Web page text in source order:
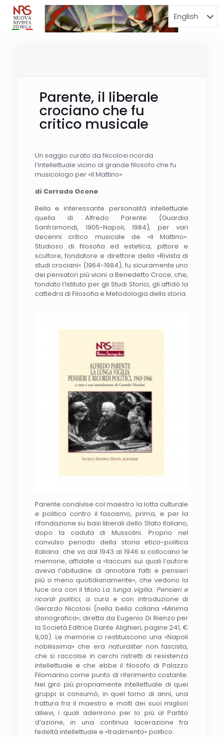
Menu
Parente, il liberale
crociano che fu
critico musicale
Un saggio curato da Nicolosi ricorda
l’intellettuale vicino al grande filosofo che fu
musicologo per «Il Mattino»
di Corrado Ocone
Bella e interessante personalità intellettuale
quella di Alfredo Parente (Guardia
Sanframondi, 1905-Napoli, 1984), per vari
decenni critico musicale de «Il Mattino».
Studioso di filosofia ed estetica, pittore e
scultore, fondatore e direttore della «Rivista di
studi crociani» (1964-1984), fu sicuramente uno
dei pensatori più vicini a Benedetto Croce, che,
fondato l’Istituto per gli Studi Storici, gli affidò la
cattedra di Fi­losofia e Metodologia della storia.
Parente condivise col maestro la lotta culturale
e politica contro il fascismo, prima, e per la
rifondazione su basi liberali dello Stato italiano,
dopo la caduta di Mussolini. Proprio nel
convulso periodo della storia etico-politica
italiana che va dal 1943 al 1946 si collocano le
memorie, affidate a «taccuini sui quali l’autore
aveva l’abitudine di annotare fatti e pensieri
più o meno quotidianamente», che vedono la
luce ora con il titoloLa lunga vigilia. Pensieri e
ricordi politici, a cura e con introduzione di
Gerardo Nicolosi (nella bella collana «Minima
storiografica», diretta da Eugenio Di Rienzo per
la Società Editrice Dante Alighieri, pagine 241, €
9,00). Le memorie ci restituiscono una «Napoli
nobilissima» che era naturaliternon fascista,
che si raccolse in cerchi ristretti di resistenza
intel­lettuale e che ebbe il filosofo di Palazzo
Filomarino come punto di rife­rimento costante.
Nel giro più pro­priamente intellettuale di quei
gruppi si consumò, in quel torno di anni, una
frattura fra il maestro e molti dei suoi migliori
allievi, i quali aderi­rono per lo più al Partito
d’azione, in una continua lacerazione fra
fedeltà intellettuale e «tradimento» politi­co.